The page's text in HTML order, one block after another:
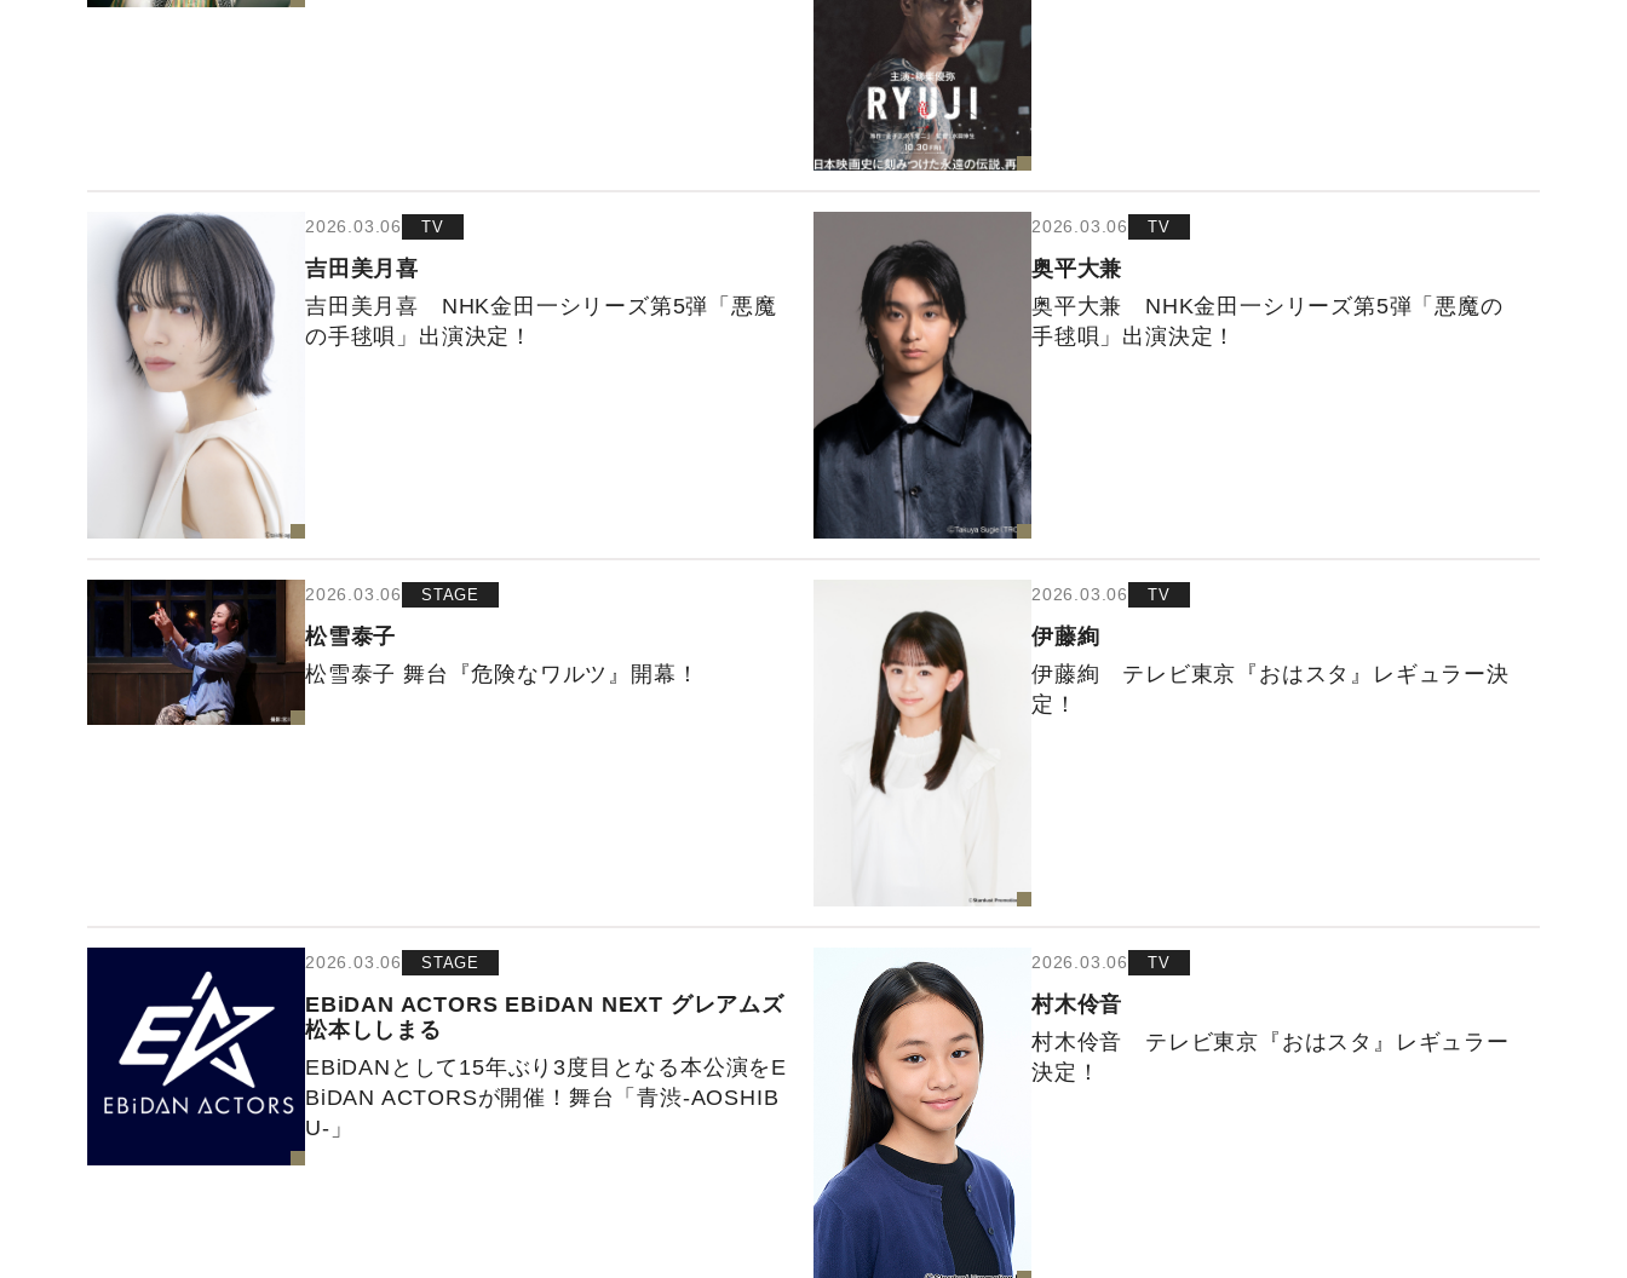
2026.03.06 TV
吉田美月喜
吉田美月喜 NHK金田一シリーズ第5弾「悪魔
の手毬唄」出演決定！
2026.03.06 TV
奥平大兼
奥平大兼 NHK金田一シリーズ第5弾「悪魔の
手毬唄」出演決定！
2026.03.06 STAGE
松雪泰子
松雪泰子 舞台『危険なワルツ』開幕！
2026.03.06 TV
伊藤絢
伊藤絢 テレビ東京『おはスタ』レギュラー決
定！
2026.03.06 STAGE
EBiDAN ACTORS EBiDAN NEXT グレアムズ
松本ししまる
EBiDANとして15年ぶり3度目となる本公演をE
BiDAN ACTORSが開催！舞台「青渋-AOSHIB
U-」
2026.03.06 TV
村木伶音
村木伶音 テレビ東京『おはスタ』レギュラー
決定！